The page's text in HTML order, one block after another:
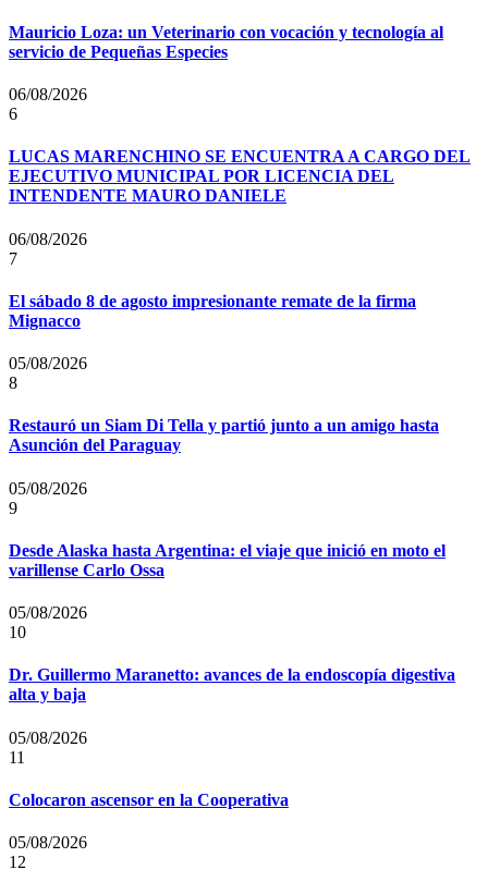
Mauricio Loza: un Veterinario con vocación y tecnología al
servicio de Pequeñas Especies
06/08/2026
6
LUCAS MARENCHINO SE ENCUENTRA A CARGO DEL
EJECUTIVO MUNICIPAL POR LICENCIA DEL
INTENDENTE MAURO DANIELE
06/08/2026
7
El sábado 8 de agosto impresionante remate de la firma
Mignacco
05/08/2026
8
Restauró un Siam Di Tella y partió junto a un amigo hasta
Asunción del Paraguay
05/08/2026
9
Desde Alaska hasta Argentina: el viaje que inició en moto el
varillense Carlo Ossa
05/08/2026
10
Dr. Guillermo Maranetto: avances de la endoscopía digestiva
alta y baja
05/08/2026
11
Colocaron ascensor en la Cooperativa
05/08/2026
12